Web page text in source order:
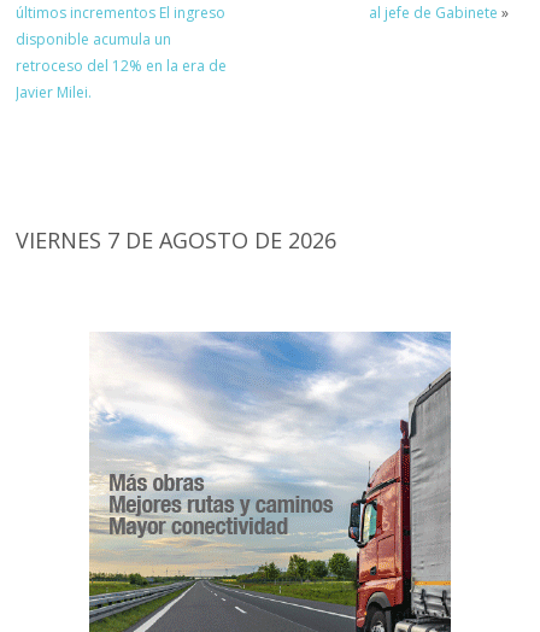
últimos incrementos El ingreso
disponible acumula un
retroceso del 12% en la era de
Javier Milei.
al jefe de Gabinete »
VIERNES 7 DE AGOSTO DE 2026